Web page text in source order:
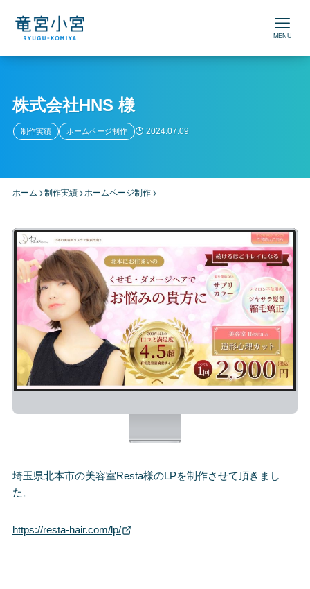
MENU
株式会社HNS 様
制作実績 ホームページ制作 2024.07.09
ホーム 制作実績 ホームページ制作
埼玉県北本市の美容室Resta様のLPを制作させて頂きまし
た。
https://resta-hair.com/lp/